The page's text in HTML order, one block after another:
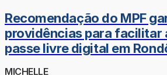
Recomendação do MPF
providências para facilitar
passe livre digital em
MICHELLE